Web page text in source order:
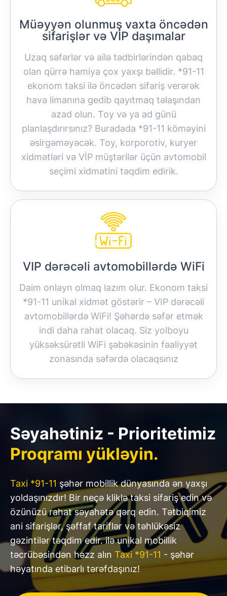
Müəyyən olunmuş vaxta öncədən
sifarişlər və VİP daşımalar
Uzaq səfərlər və ailə tədbirlərindən qabaq
olan qürrə hamiya çox yaxşı bəllidir. *91-11
ekonom taksi ilə öncədən sifariş verərək
hava limanına gedib qayıtmaq təlaşından
azad olun. Toy və ya ad günü
planlaşdırırsınız? Buradada *91-11 köməyini
əsirgəməyəcək. Toy, korporotiv, kuryer
xidmətləri və VİP müştərilər üçün avtomobil
seçimi xidmətini təqdim edirik.
VIP dərəcəli avtomobillərdə WiFi
Daim onlayn olmaq lazım olur. Ekonom taksi
*91-11 unikal xidmət göstərir – VIP dərəcəli
avtomobillərdə WiFi! Şəhərdə səfər etmək
indi daha rahat olacaq. Siz yolboyu
yüksəksürətli WiFi şəbəkəsinin fəaliyyət
zonasında səfərdə olacaqsınız
Səyahətiniz - Prioritetimiz
Proqramı yükləyin.
Taxi *91-11 şəhər mobillik dünyasında ən yaxşı
yoldaşınızdır! Bir neçə kliklə taksi sifariş edin və
özünüzü rahat səyahətə qərq edin. Tətbiqimiz
ani sifarişlər, şəffaf tariflər və təhlükəsiz
gəzintilər təqdim edir. ilə unikal mobillik
təcrübəsindən həzz alın Taxi *91-11 - şəhər
həyatında etibarlı tərəfdaşınız!